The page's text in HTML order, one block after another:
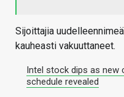
Sijoittajia
kauheasti vakuuttaneet.
Intel stock dips as new
schedule revealed